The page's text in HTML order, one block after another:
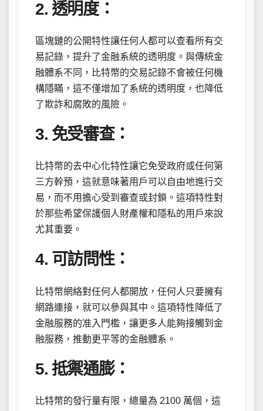
2. 透明度：
區塊鏈的公開特性讓任何人都可以查看所有交
易記錄，提升了金融系統的透明度。與傳統金
融體系不同，比特幣的交易記錄不會被任何機
構隱瞞，這不僅增加了系統的透明度，也降低
了欺詐和腐敗的風險。
3. 免受審查：
比特幣的去中心化特性讓它免受政府或任何第
三方幹預，這就意味著用戶可以自由地進行交
易，而不用擔心受到審查或封鎖。這項特性對
於那些希望保護個人財產權和隱私的用戶來說
尤其重要。
4. 可訪問性：
比特幣網絡對任何人都開放，任何人只要擁有
網路連接，就可以參與其中。這項特性降低了
金融服務的准入門檻，讓更多人能夠接觸到金
融服務，推動更平等的金融體系。
5. 抵禦通膨：
比特幣的發行量有限，總量為 2100 萬個，這